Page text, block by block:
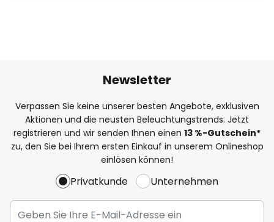
Newsletter
Verpassen Sie keine unserer besten Angebote, exklusiven
Aktionen und die neusten Beleuchtungstrends. Jetzt
registrieren und wir senden Ihnen einen 13 %-Gutschein*
zu, den Sie bei Ihrem ersten Einkauf in unserem Onlineshop
einlösen können!
Privatkunde Unternehmen